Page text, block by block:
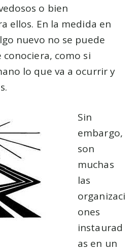
o bien
ellos. En la medida en
nuevo no se puede
como si
lo que va a ocurrir y
Sin
embargo,
son
muchas
las
organizaci
ones
instaurad
as en un